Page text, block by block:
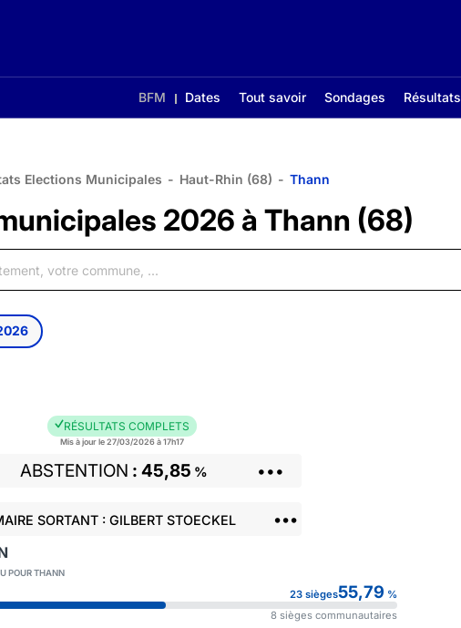
BFM Dates Tout savoir Sondages Résultats
Elections Municipales - Haut-Rhin (68) - Thann
2026 à Thann (68)
RÉSULTATS COMPLETS
Mis à jour le 27/03/2026 à 17h17
ABSTENTION 45,85 % •••
SORTANT : GILBERT STOECKEL •••
POUR THANN
23 sièges55,79 %
8 sièges communautaires